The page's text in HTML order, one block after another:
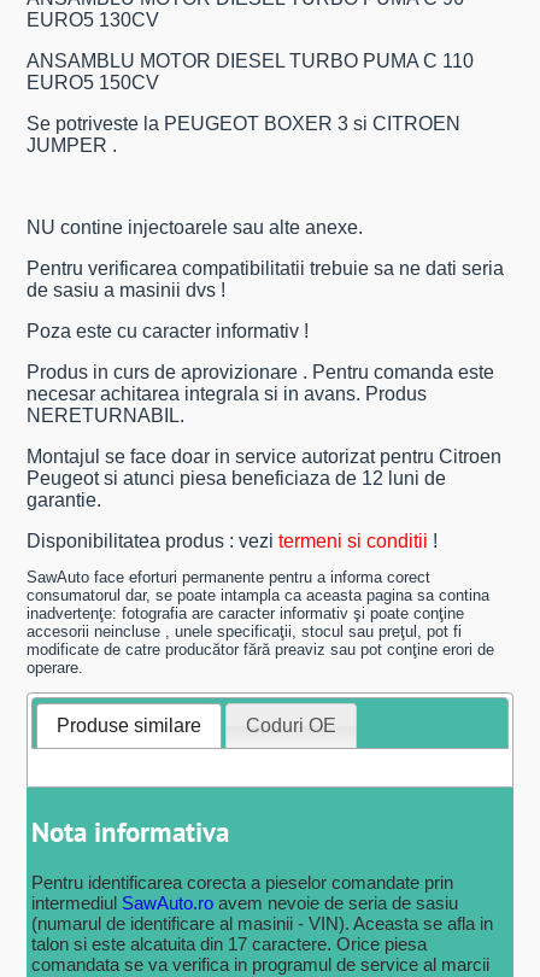
EURO5 130CV
ANSAMBLU MOTOR DIESEL TURBO PUMA C 110
EURO5 150CV
Se potriveste la PEUGEOT BOXER 3 si CITROEN
JUMPER .
NU contine injectoarele sau alte anexe.
Pentru verificarea compatibilitatii trebuie sa ne dati seria
de sasiu a masinii dvs !
Poza este cu caracter informativ !
Produs in curs de aprovizionare . Pentru comanda este
necesar achitarea integrala si in avans. Produs
NERETURNABIL.
Montajul se face doar in service autorizat pentru Citroen
Peugeot si atunci piesa beneficiaza de 12 luni de
garantie.
Disponibilitatea produs : vezitermeni si conditii !
SawAuto face eforturi permanente pentru a informa corect
consumatorul dar, se poate intampla ca aceasta pagina sa contina
inadvertenţe: fotografia are caracter informativ şi poate conţine
accesorii neincluse , unele specificaţii, stocul sau preţul, pot fi
modificate de catre producător fără preaviz sau pot conţine erori de
operare.
Produse similare Coduri OE
Nota informativa
Pentru identificarea corecta a pieselor comandate prin
intermediul SawAuto.ro avem nevoie de seria de sasiu
(numarul de identificare al masinii - VIN). Aceasta se afla in
talon si este alcatuita din 17 caractere. Orice piesa
comandata se va verifica in programul de service al marcii